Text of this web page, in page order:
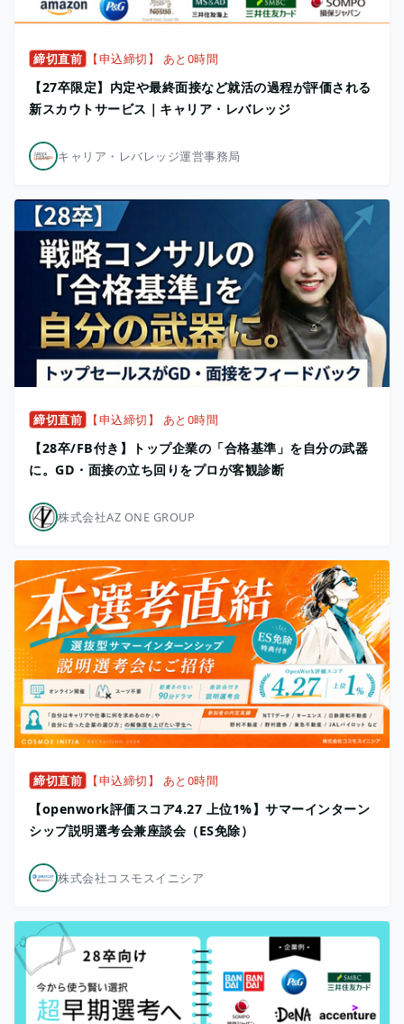
締切直前 【申込締切】 あと0時間
【27卒限定】内定や最終面接など就活の過程が評価される
新スカウトサービス｜キャリア・レバレッジ
キャリア・レバレッジ運営事務局
締切直前 【申込締切】 あと0時間
【28卒/FB付き】トップ企業の「合格基準」を自分の武器
に。GD・面接の立ち回りをプロが客観診断
株式会社AZ ONE GROUP
締切直前 【申込締切】 あと0時間
【openwork評価スコア4.27 上位1%】サマーインターン
シップ説明選考会兼座談会（ES免除）
株式会社コスモスイニシア